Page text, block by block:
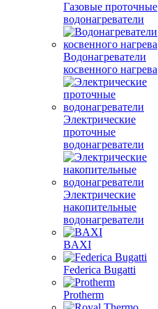
Газовые проточные
водонагреватели
Водонагреватели
косвенного нагрева
Электрические
проточные
водонагреватели
Электрические
накопительные
водонагреватели
BAXI
Federica Bugatti
Protherm